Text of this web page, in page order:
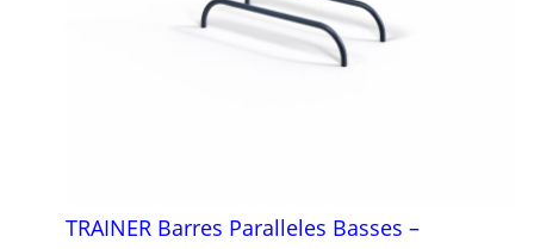
TRAINER Barres Paralleles Basses –